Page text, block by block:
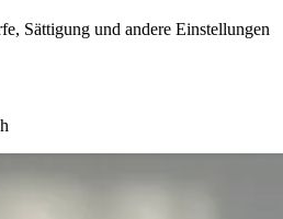
Sättigung und andere Einstellungen